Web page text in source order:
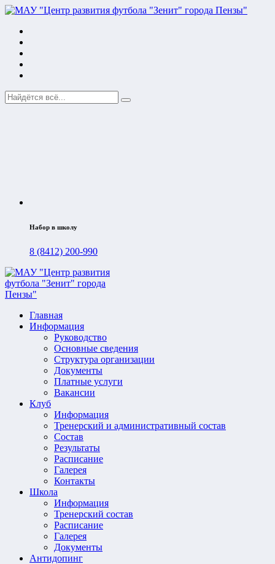
Набор в школу
8 (8412) 200-990
Главная
Информация
Руководство
Основные сведения
Структура организации
Документы
Платные услуги
Вакансии
Клуб
Информация
Тренерский и административный состав
Состав
Результаты
Расписание
Галерея
Контакты
Школа
Информация
Тренерский состав
Расписание
Галерея
Документы
Антидопинг